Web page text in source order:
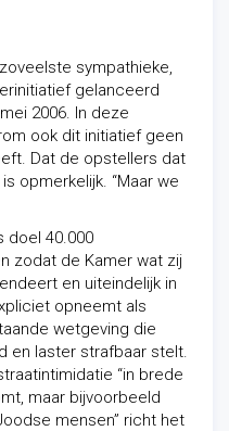
sympathieke,
gelanceerd
2006. In deze
ook dit initiatief geen
Dat de opstellers dat
opmerkelijk. “Maar we
doel 40.000
zodat de Kamer wat zij
en uiteindelijk in
opneemt als
wetgeving die
en laster strafbaar stelt.
“in brede
maar bijvoorbeeld
mensen” richt het